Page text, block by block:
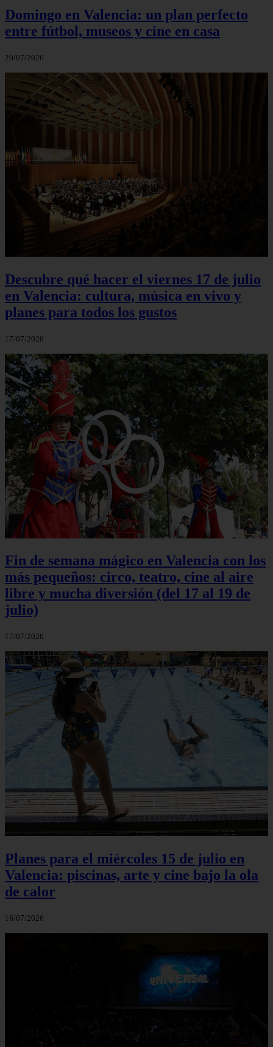
Domingo en Valencia: un plan perfecto
entre fútbol, museos y cine en casa
20/07/2026
Descubre qué hacer el viernes 17 de julio
en Valencia: cultura, música en vivo y
planes para todos los gustos
17/07/2026
Fin de semana mágico en Valencia con los
más pequeños: circo, teatro, cine al aire
libre y mucha diversión (del 17 al 19 de
julio)
17/07/2026
Planes para el miércoles 15 de julio en
Valencia: piscinas, arte y cine bajo la ola
de calor
16/07/2026